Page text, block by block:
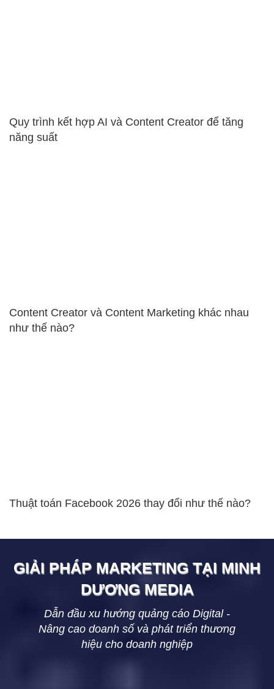
Quy trình kết hợp AI và Content Creator để tăng
năng suất
Content Creator và Content Marketing khác nhau
như thế nào?
Thuật toán Facebook 2026 thay đổi như thế nào?
GIẢI PHÁP MARKETING TẠI MINH
DƯƠNGMEDIA
Dẫn đầu xu hướng quảng cáo Digital -
Nâng cao doanh số và phát triển thương
hiệu cho doanh nghiệp